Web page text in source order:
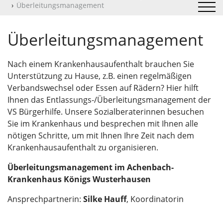
Überleitungsmanagement
Überleitungsmanagement
Nach einem Krankenhausaufenthalt brauchen Sie
Unterstützung zu Hause, z.B. einen regelmäßigen
Verbandswechsel oder Essen auf Rädern? Hier hilft
Ihnen das Entlassungs-/Überleitungsmanagement der
VS Bürgerhilfe. Unsere Sozialberaterinnen besuchen
Sie im Krankenhaus und besprechen mit Ihnen alle
nötigen Schritte, um mit Ihnen Ihre Zeit nach dem
Krankenhausaufenthalt zu organisieren.
Überleitungsmanagement im Achenbach-
Krankenhaus Königs Wusterhausen
Ansprechpartnerin: Silke Hauff, Koordinatorin